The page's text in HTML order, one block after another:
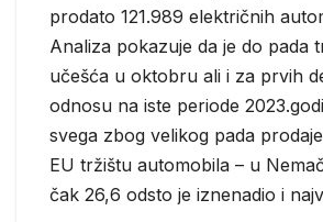
prodato 121.989 električnih
Analiza pokazuje da je do pada
učešća u oktobru ali i za prvih
odnosu na iste periode
svega zbog velikog pada
EU tržištu automobila – u
čak 26,6 odsto je iznenadio i